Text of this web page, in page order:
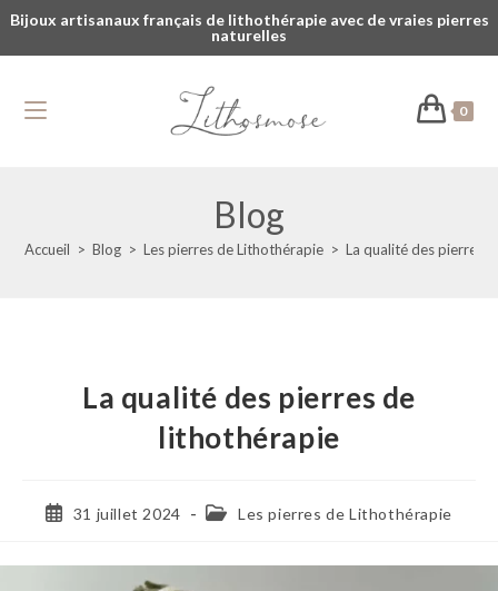
Bijoux artisanaux français de lithothérapie avec de vraies pierres
naturelles
0
Blog
Accueil > Blog > Les pierres de Lithothérapie > La qualité des pierres
La qualité des pierres de
lithothérapie
31 juillet 2024 Les pierres de Lithothérapie